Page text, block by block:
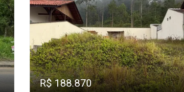
R$ 188.870